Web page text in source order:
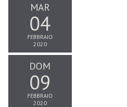
MAR
04
FEBBRAIO
2020
DOM
09
FEBBRAIO
2020